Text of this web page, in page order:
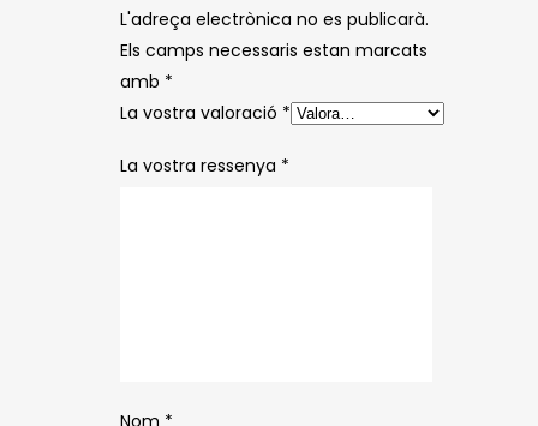
L'adreça electrònica no es publicarà.
Els camps necessaris estan marcats
amb *
La vostra valoració *
La vostra ressenya *
Nom *